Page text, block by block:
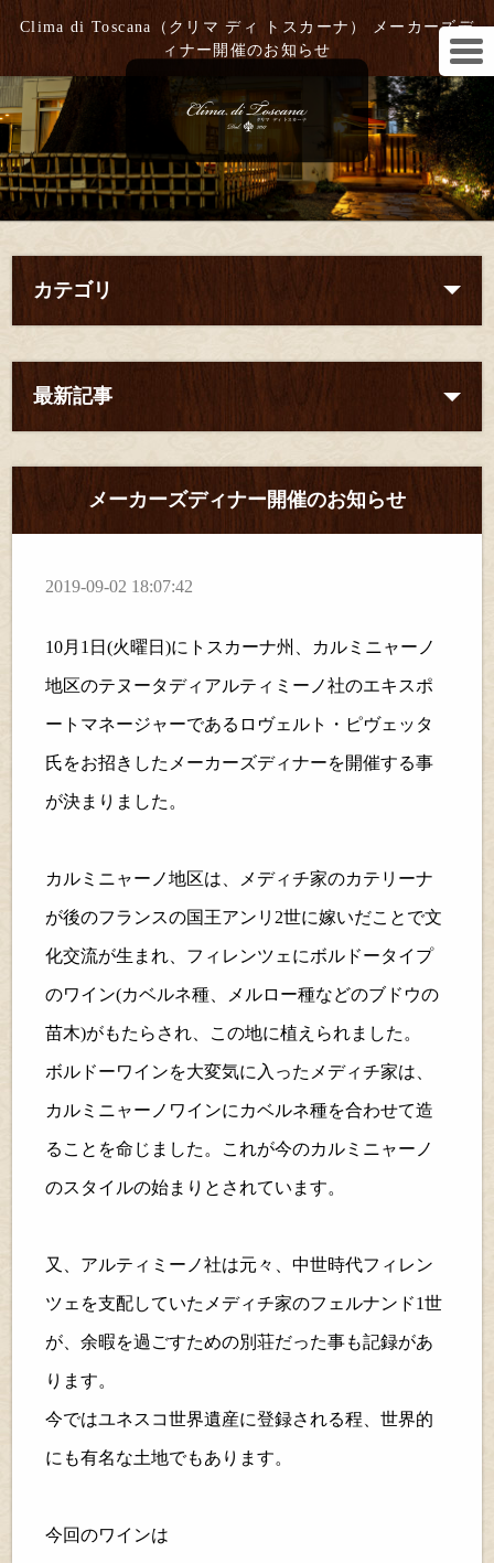
Clima di Toscana（クリマ ディ トスカーナ） メーカーズデ
ィナー開催のお知らせ
カテゴリ
最新記事
メーカーズディナー開催のお知らせ
2019-09-02 18:07:42
10月 1 日(火曜日)にトスカーナ州、カルミニャーノ
地区のテヌータディアルティミーノ社のエキスポ
ートマネージャーであるロヴェルト・ピヴェッタ
氏をお招きしたメーカーズディナーを開催する事
が決まりました。
カルミニャーノ地区は、メディチ家のカテリーナ
が後のフランスの国王アンリ2世に嫁いだことで文
化交流が生まれ、フィレンツェにボルドータイプ
のワイン(カベルネ種、メルロー種などのブドウの
苗木)がもたらされ、この地に植えられました。
ボルドーワインを大変気に入ったメディチ家は、
カルミニャーノワインにカベルネ種を合わせて造
ることを命じました。これが今のカルミニャーノ
のスタイルの始まりとされています。
又、アルティミーノ社は元々、中世時代フィレン
ツェを支配していたメディチ家のフェルナンド1世
が、余暇を過ごすための別荘だった事も記録があ
ります。
今ではユネスコ世界遺産に登録される程、世界的
にも有名な土地でもあります。
今回のワインは